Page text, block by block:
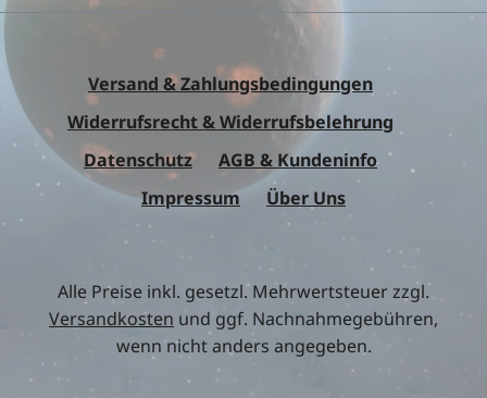
Versand & Zahlungsbedingungen
Widerrufsrecht & Widerrufsbelehrung
Datenschutz
AGB & Kundeninfo
Impressum
Über Uns
Alle Preise inkl. gesetzl. Mehrwertsteuer zzgl.
Versandkosten und ggf. Nachnahmegebühren,
wenn nicht anders angegeben.